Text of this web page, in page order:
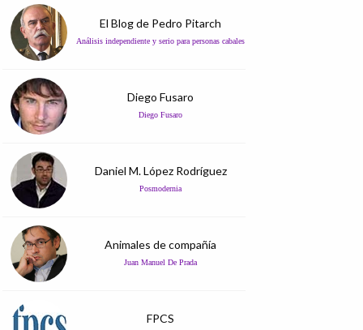
El Blog de Pedro Pitarch
Análisis independiente y serio para personas cabales
Diego Fusaro
Diego Fusaro
Daniel M. López Rodríguez
Posmodernia
Animales de compañía
Juan Manuel De Prada
FPCS